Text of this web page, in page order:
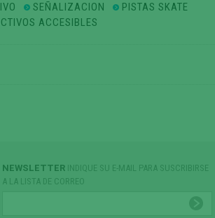
SEÑALIZACION
PISTAS SKATE
ACCESIBLES
NEWSLETTER INDIQUE SU E-MAIL PARA SUSCRIBIRSE
A LA LISTA DE CORREO